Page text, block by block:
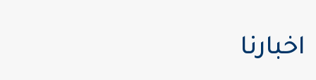
اخبارنا